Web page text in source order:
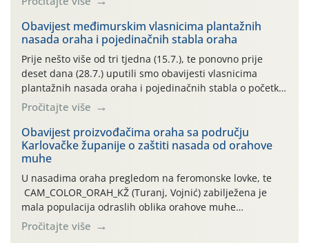
uzročnika bolesti, štetnika i fito-fagnih grinja (23.7., 14.7.,
06.7.)! Na početku ovog mjeseca je zabilježeno je
povijesno i ekstremno vruće meteorološko razdoblje, uz
najviše temperature […]
Obavijest međimurskim vlasnicima plantažnih
nasada oraha i pojedinačnih stabla oraha
Prije nešto više od tri tjedna (15.7.), te ponovno prije
deset dana (28.7.) uputili smo obavijesti vlasnicima
plantažnih nasada oraha i pojedinačnih stabla o početku
leta i ovogodišnjoj potrebi usmjerenog suzbijanja
orahove muhe (Rhagoletis completa)! Već dvanaest dana
traje drugi ovogodišnji “toplinski udar”, koji naročito
izražen zadnja šest dana (31.7.-05.8.), jer najviše
temperature zraka svakodnevno […]
Pročitajte više
Obavijest proizvođačima oraha sa području
Karlovačke županije o zaštiti nasada od orahove
muhe
U nasadima oraha pregledom na feromonske lovke, te
CAM_COLOR_ORAH_KŽ (Turanj, Vojnić) zabilježena je
mala populacija odraslih oblika orahove muhe
(Rhagoletis completa). Niska brojnost može se objasniti
činjenicom da je riječ o mladim nasadima s vrlo malim
Pročitajte više